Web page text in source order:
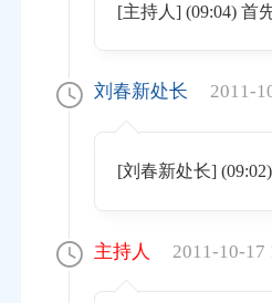
[主持人] (09:04) 首
刘春新处长 2011-
[刘春新处长]
主持人 2011-10-17